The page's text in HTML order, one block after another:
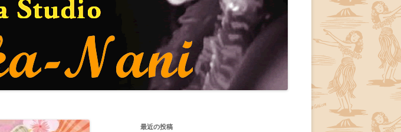
最近の投稿